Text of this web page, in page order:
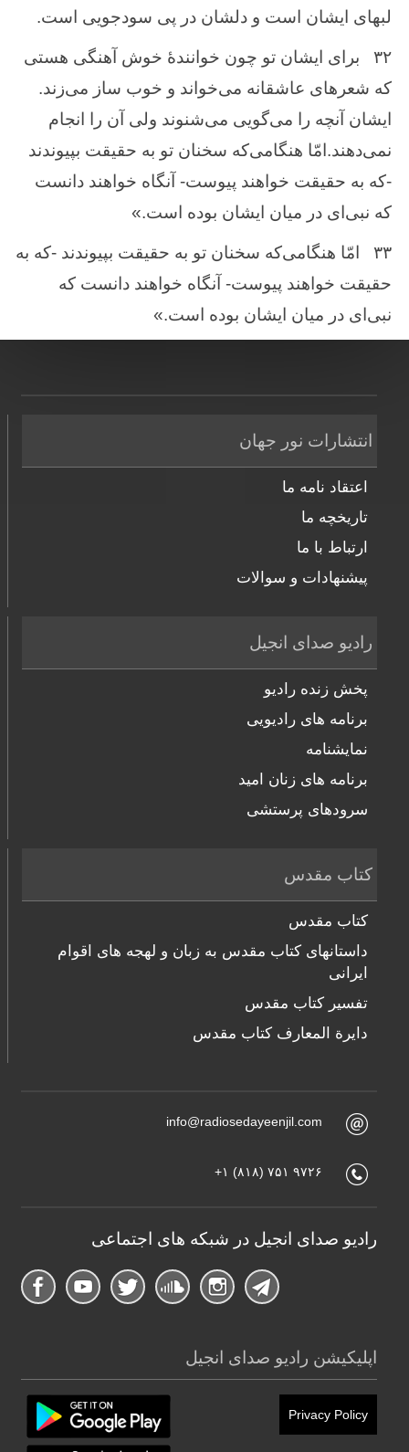
لبهای ایشان است و دلشان در پی سودجویی است.
۳۲
برای ایشان تو چون خوانندهٔ خوش آهنگی هستی
که شعرهای عاشقانه می‌خواند و خوب ساز می‌زند.
ایشان آنچه را می‌گویی می‌شنوند ولی آن را انجام
نمی‌دهند.امّا هنگامی‌که سخنان تو به حقیقت بپیوندند
-که به حقیقت خواهند پیوست- آنگاه خواهند دانست
که نبی‌‌ای در میان ایشان بوده است.»
۳۳
امّا هنگامی‌که سخنان تو به حقیقت بپیوندند -که به
حقیقت خواهند پیوست- آنگاه خواهند دانست که
نبی‌‌ای در میان ایشان بوده است.»
انتشارات نور جهان
اعتقاد نامه ما
تاریخچه ما
ارتباط با ما
پیشنهادات و سوالات
رادیو صدای انجیل
پخش زنده رادیو
برنامه های رادیویی
نمایشنامه
برنامه های زنان امید
سرودهای پرستشی
کتاب مقدس
کتاب مقدس
داستانهای کتاب مقدس به زبان و لهجه های اقوام
ایرانی
تفسیر کتاب مقدس
دایرة المعارف کتاب مقدس
info@radiosedayeenjil.com
+۱ (۸۱۸) ۷۵۱ ۹۷۲۶
رادیو صدای انجیل در شبکه های اجتماعی
اپلیکیشن رادیو صدای انجیل
Privacy Policy